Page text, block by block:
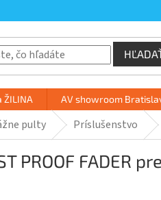
ŽILINA AV showroom
pulty Príslušenstvo
PROOF FADER